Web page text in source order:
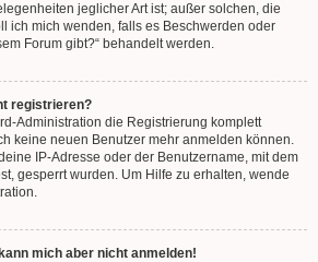
jeglicher Art ist; außer solchen, die
ich mich wenden, falls es Beschwerden oder
Forum gibt?“ behandelt werden.
registrieren?
Administration die Registrierung komplett
keine neuen Benutzer mehr anmelden können.
IP-Adresse oder der Benutzername, mit dem
gesperrt wurden. Um Hilfe zu erhalten, wende
mich aber nicht anmelden!